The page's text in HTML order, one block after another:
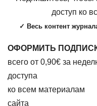
доступ ко
✓ Весь контент
ОФОРМИТЬ
всего от 0,90€ за
доступа
ко всем материалам
сайта